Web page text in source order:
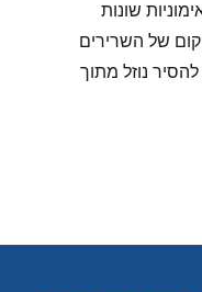
שונות
של השרירים
להסיר נוזל מתוך